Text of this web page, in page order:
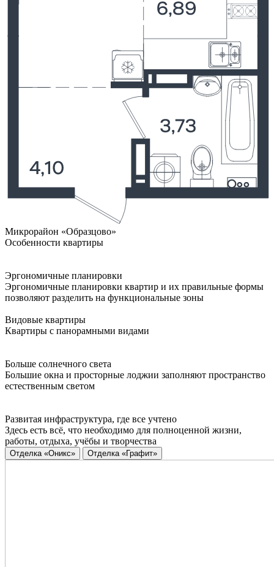
Микрорайон «Образцово»
Особенности квартиры
Эргономичные планировки
Эргономичные планировки квартир и их правильные формы
позволяют разделить на функциональные зоны
Видовые квартиры
Квартиры с панорамными видами
Больше солнечного света
Большие окна и просторные лоджии заполняют пространство
естественным светом
Развитая инфраструктура, где все учтено
Здесь есть всё, что необходимо для полноценной жизни,
работы, отдыха, учёбы и творчества
Отделка «Оникс» Отделка «Графит»